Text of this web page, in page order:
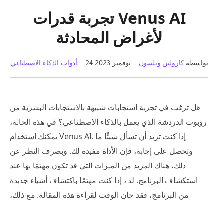
تجربة قدرات Venus AI
لأغراض المحادثة
بواسطةكارولين ويلسون 24 نوفمبر 2023 أدوات الذكاء الاصطناعي
هل ترغب في تجربة استجابات شبيهة بالاستجابات البشرية من
روبوت الدردشة الذي يعمل بالذكاء الاصطناعي؟ في هذه الحالة،
يمكنك استخدام Venus AI. إذا كنت تريد أن تسأل شيئًا ما
وتحصل على إجابة، فإن الأداة مفيدة لك. وبصرف النظر عن
ذلك، هناك المزيد من الميزات التي قد تكون مهتمًا بها عند
استكشاف البرنامج. لذا، إذا كنت مهتمًا باكتشاف أشياء جديدة
من البرنامج، فقد حان الوقت لقراءة هذه المقالة. مع ذلك،